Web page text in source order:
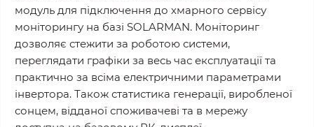
модуль для підключення до хмарного сервісу
моніторингу на базі SOLARMAN. Моніторинг
дозволяє стежити за роботою системи,
переглядати графіки за весь час експлуатації та
практично за всіма електричними параметрами
інвертора. Також статистика генерації, виробленої
сонцем, відданої споживачеві та в мережу